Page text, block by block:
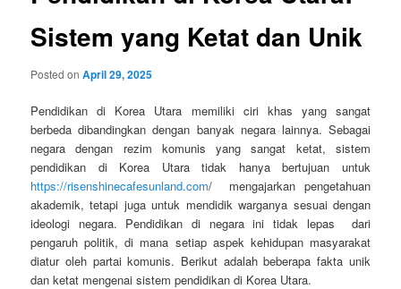
Sistem yang Ketat dan Unik
Posted onApril 29, 2025
Pendidikan di Korea Utara memiliki ciri khas yang sangat
berbeda dibandingkan dengan banyak negara lainnya. Sebagai
negara dengan rezim komunis yang sangat ketat, sistem
pendidikan di Korea Utara tidak hanya bertujuan untuk
https://risenshinecafesunland.com/ mengajarkan pengetahuan
akademik, tetapi juga untuk mendidik warganya sesuai dengan
ideologi negara. Pendidikan di negara ini tidak lepas dari
pengaruh politik, di mana setiap aspek kehidupan masyarakat
diatur oleh partai komunis. Berikut adalah beberapa fakta unik
dan ketat mengenai sistem pendidikan di Korea Utara.